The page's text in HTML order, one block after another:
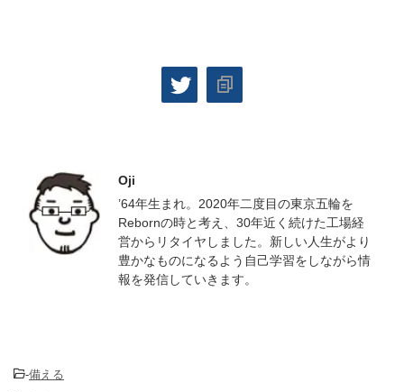
Oji
’64年生まれ。2020年二度目の東京五輪を
Rebornの時と考え、30年近く続けた工場経
営からリタイヤしました。新しい人生がより
豊かなものになるよう自己学習をしながら情
報を発信していきます。
-備える